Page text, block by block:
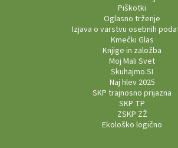
Piškotki
Oglasno trženje
Izjava o varstvu osebnih
Kmečki Glas
Knjige in založba
Moj Mali Svet
Skuhajmo.SI
Naj hlev 2025
SKP trajnosno prijazna
SKP TP
ZSKP ZŽ
Ekološko logično